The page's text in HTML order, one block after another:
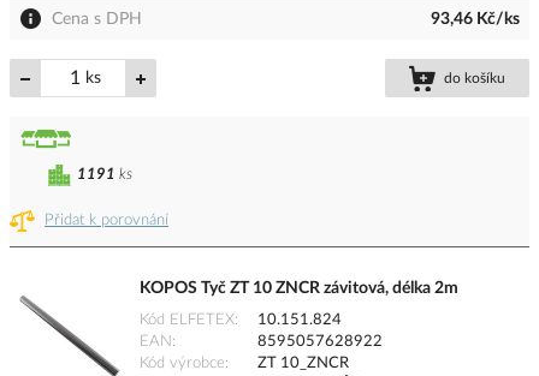
Cena s DPH 93,46 Kč/ks
ks do košíku
Přidat k porovnání
1191 ks
KOPOS Tyč ZT 10 ZNCR závitová, délka 2m
Kód ELFETEX
10.151.824
EAN
8595057628922
Kód výrobce
ZT 10_ZNCR